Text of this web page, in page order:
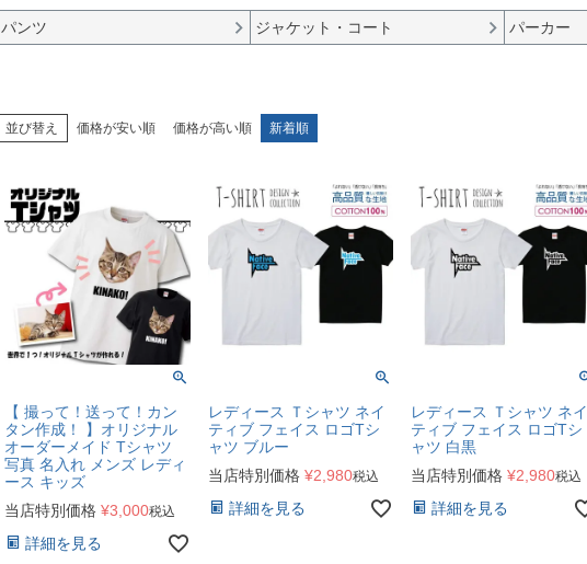
パンツ ジャケット・コート パーカー
並び替え 価格が安い順 価格が高い順 新着順
【 撮って！送って！カン
タン作成！ 】オリジナル
オーダーメイド Tシャツ
写真 名入れ メンズ レディ
ース キッズ
当店特別価格 ¥3,000税込
詳細を見る
レディース Ｔシャツ ネイ
ティブ フェイス ロゴTシ
ャツ ブルー
当店特別価格 ¥2,980税込
詳細を見る
レディース Ｔシャツ ネイ
ティブ フェイス ロゴTシ
ャツ 白黒
当店特別価格 ¥2,980税込
詳細を見る